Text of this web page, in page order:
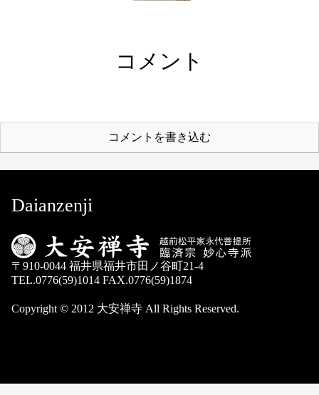
コメント
コメントを書き込む
Daianzenji
〒910-0044 福井県福井市田ノ谷町21-4
TEL.0776(59)1014 FAX.0776(59)1874
Copyright © 2012 大安禅寺 All Rights Reserved.